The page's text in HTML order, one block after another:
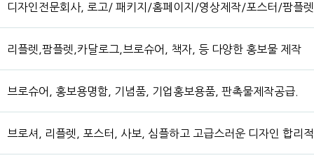
디자인전문회사, 로고/ 패키지/홈페이지/영상제작/포스터/팜플
리플렛,팜플렛,카달로그,브로슈어, 책자, 등 다양한 홍보물 제작
브로슈어, 홍보용명함, 기념품, 기업홍보용품, 판촉물제작공급.
브로셔, 리플렛, 포스터, 사보, 심플하고 고급스러운 디자인 합리